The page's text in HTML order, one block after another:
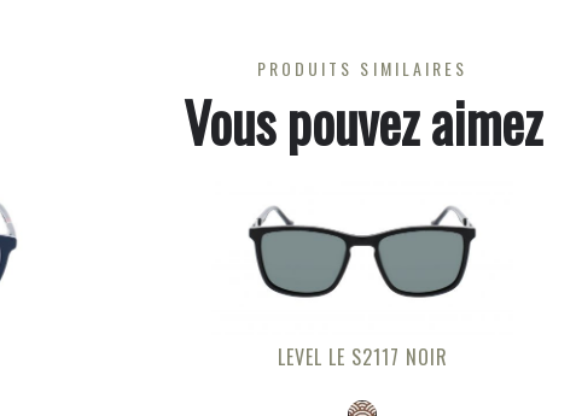
PRODUITS SIMILAIRES
Vous pouvez aimez
LEVEL LE S2117 NOIR